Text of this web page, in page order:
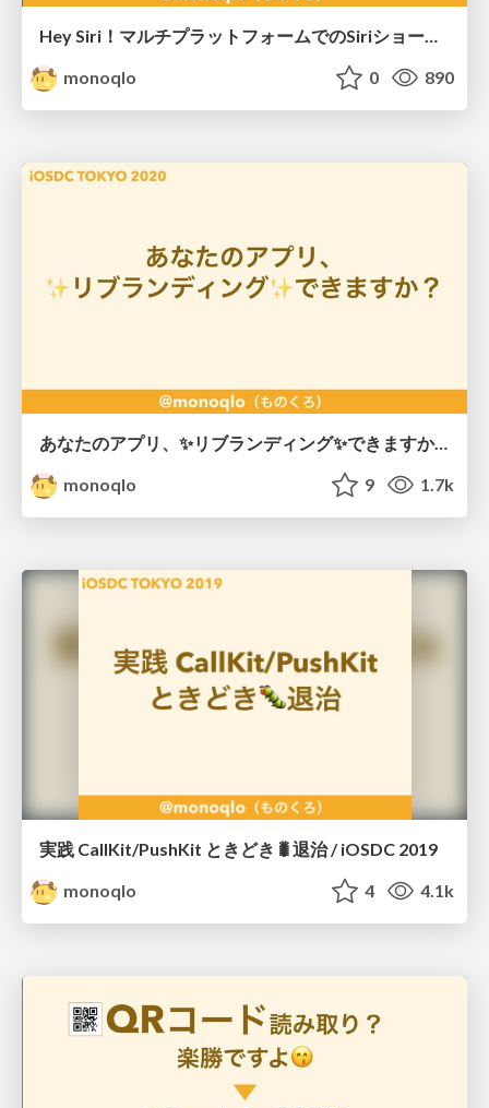
Hey Siri！マルチプラットフォームでのSiriショートカットの地雷を教えて / iOSDC2021
monoqlo
0 890
あなたのアプリ、✨リブランディング✨できますか？ / iosdc2020
monoqlo
9 1.7k
実践 CallKit/PushKit ときどき🐛退治 / iOSDC 2019
monoqlo
4 4.1k